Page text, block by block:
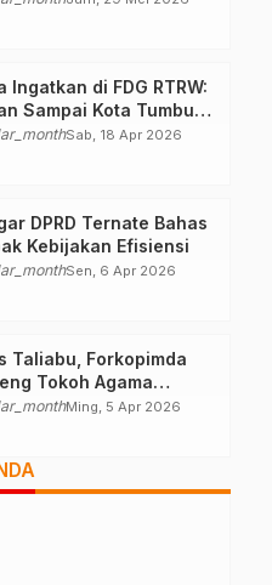
Ingatkan di FDG RTRW:
Sampai Kota Tumbuh
Arah
Sab, 18 Apr 2026
DPRD Ternate Bahas
Kebijakan Efisiensi
Sen, 6 Apr 2026
Taliabu, Forkopimda
Tokoh Agama
Damai
Ming, 5 Apr 2026